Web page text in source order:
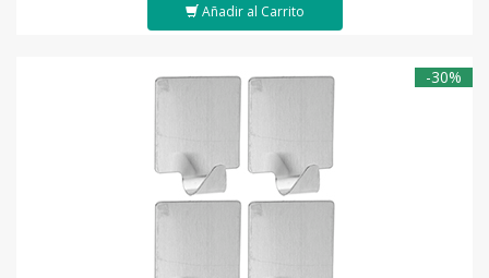
Añadir al Carrito
-30%